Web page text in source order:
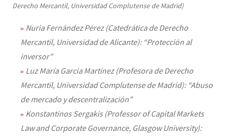
Derecho Mercantil, Universidad Complutense de Madrid)
Nuria Fernández Pérez (Catedrática de Derecho
Mercantil, Universidad de Alicante): “Protección al
inversor”
Luz María García Martínez (Profesora de Derecho
Mercantil, Universidad Complutense de Madrid): “Abuso
de mercado y descentralización”
Konstantinos Sergakis (Professor of Capital Markets
Law and Corporate Governance, Glasgow University):